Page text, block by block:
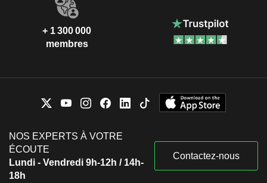
+ 1 300 000
membres
NOS EXPERTS À VOTRE
ÉCOUTE
Lundi - Vendredi 9h-12h / 14h-
18h
Contactez-nous